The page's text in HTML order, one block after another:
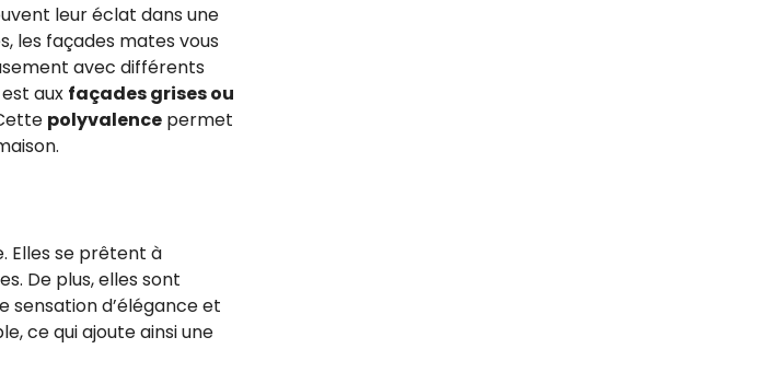
leur éclat dans une
les façades mates vous
avec différents
aux façades grises ou
polyvalence permet
Elles se prêtent à
De plus, elles sont
sensation d’élégance et
ce qui ajoute ainsi une